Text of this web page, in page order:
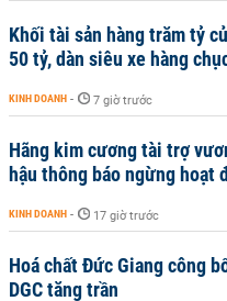
Khối tài sản hàng trăm tỷ
50 tỷ, dàn siêu xe hàng
KINH DOANH - 7 giờ trước
Hãng kim cương tài trợ
hậu thông báo ngừng hoạt
KINH DOANH - 17 giờ trước
Hoá chất Đức Giang công
DGC tăng trần